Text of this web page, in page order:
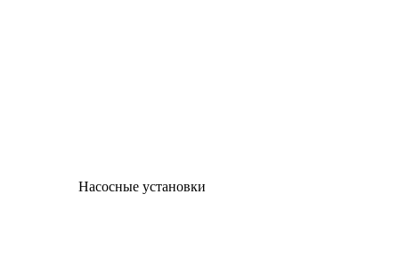
Насосные установки